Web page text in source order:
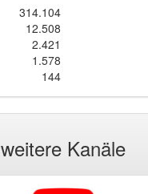
314.104
12.508
2.421
1.578
144
weitere Kanäle